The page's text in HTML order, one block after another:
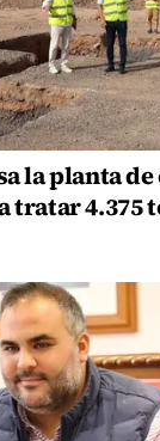
la planta
tratar 4.375